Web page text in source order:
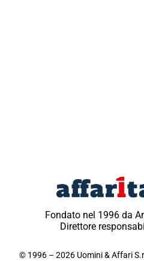
Fondato nel 1996 da
Direttore
© 1996 – 2026 Uomini & Affari